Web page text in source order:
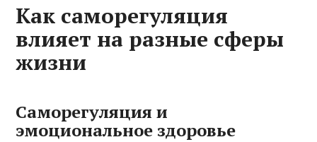
Как саморегуляция
влияет на разные сферы
жизни
Саморегуляция и
эмоциональное здоровье